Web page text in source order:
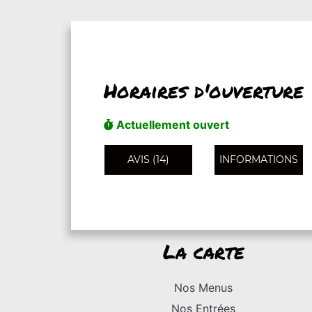
Horaires d'ouverture
Actuellement ouvert
AVIS (14) INFORMATIONS
La carte
Nos Menus
Nos Entrées